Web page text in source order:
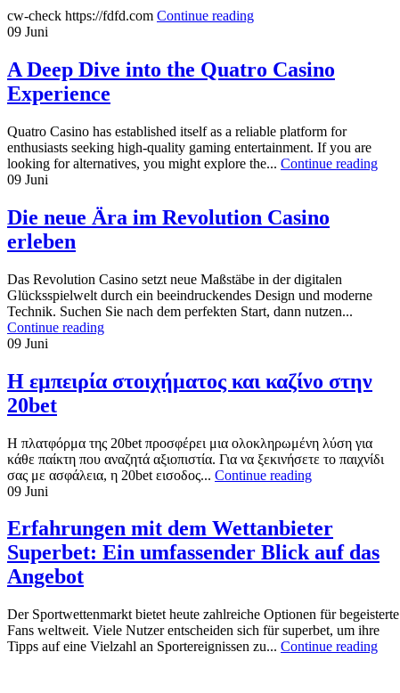
cw-check https://fdfd.com Continue reading
09 Juni
A Deep Dive into the Quatro Casino
Experience
Quatro Casino has established itself as a reliable platform for
enthusiasts seeking high-quality gaming entertainment. If you are
looking for alternatives, you might explore the... Continue reading
09 Juni
Die neue Ära im Revolution Casino
erleben
Das Revolution Casino setzt neue Maßstäbe in der digitalen
Glücksspielwelt durch ein beeindruckendes Design und moderne
Technik. Suchen Sie nach dem perfekten Start, dann nutzen...
Continue reading
09 Juni
Η εμπειρία στοιχήματος και καζίνο στην
20bet
Η πλατφόρμα της 20bet προσφέρει μια ολοκληρωμένη λύση για
κάθε παίκτη που αναζητά αξιοπιστία. Για να ξεκινήσετε το παιχνίδι
σας με ασφάλεια, η 20bet εισοδος... Continue reading
09 Juni
Erfahrungen mit dem Wettanbieter
Superbet: Ein umfassender Blick auf das
Angebot
Der Sportwettenmarkt bietet heute zahlreiche Optionen für begeisterte
Fans weltweit. Viele Nutzer entscheiden sich für superbet, um ihre
Tipps auf eine Vielzahl an Sportereignissen zu... Continue reading